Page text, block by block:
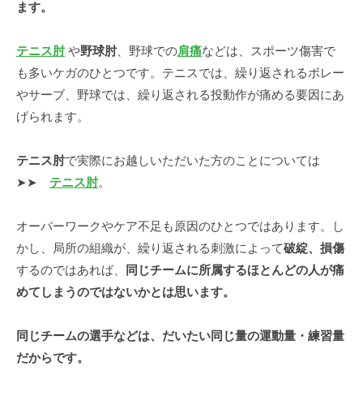
ます。
テニス肘や野球肘、野球での肩痛などは、スポーツ傷害で
も多いケガのひとつです。テニスでは、繰り返されるボレー
やサーブ、野球では、繰り返される投動作が痛める要因にあ
げられます。
テニス肘で実際にお越しいただいた方のことについては
➤➤ テニス肘。
オーバーワークやケア不足も原因のひとつではあります。し
かし、局所の組織が、繰り返される刺激によって破綻、損傷
するのではあれば、
同じチームに所属するほとんどの人が痛
めてしまうのではないかとは思います。
同じチームの選手などは、だいたい同じ量の運動量・練習量
だからです。